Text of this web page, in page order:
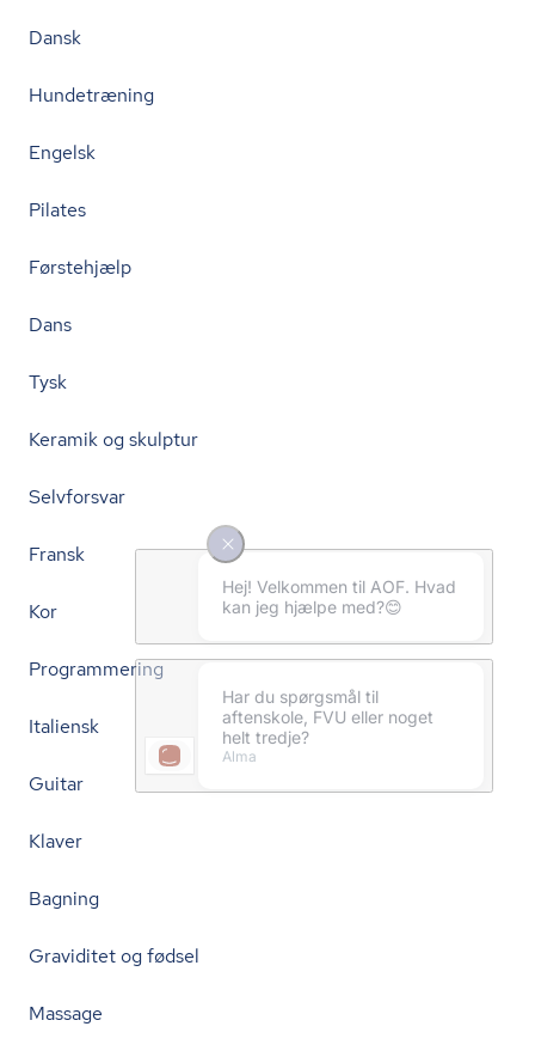
Dansk
Hundetræning
Engelsk
Pilates
Førstehjælp
Dans
Tysk
Keramik og skulptur
Selvforsvar
Fransk
Kor
Programmering
Italiensk
Guitar
Klaver
Bagning
Graviditet og fødsel
Massage